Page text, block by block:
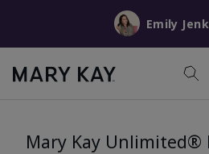
Emily
Mary Kay Unlimited®